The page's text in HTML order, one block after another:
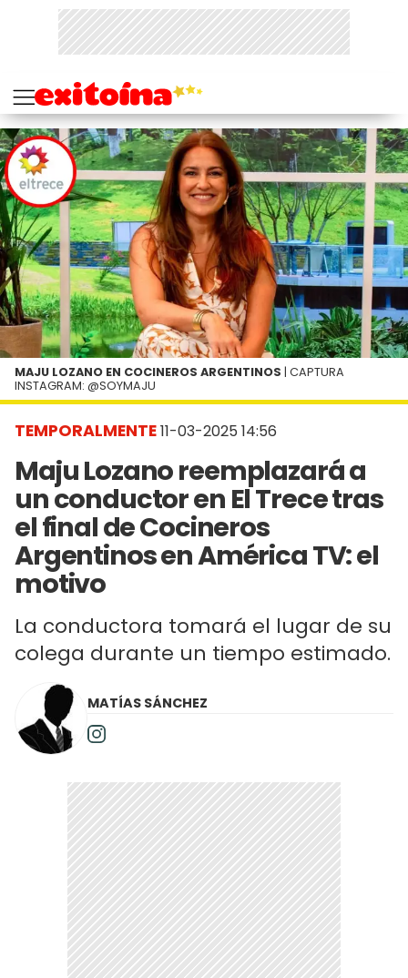
TEMPORALMENTE11-03-2025 14:56
Maju Lozano reemplazará a
un conductor en El Trece tras
el final de Cocineros
Argentinos en América TV: el
motivo
La conductora tomará el lugar de su
colega durante un tiempo estimado.
MAJU LOZANO EN COCINEROS ARGENTINOS | CAPTURA
INSTAGRAM: @SOYMAJU
MATÍAS SÁNCHEZ